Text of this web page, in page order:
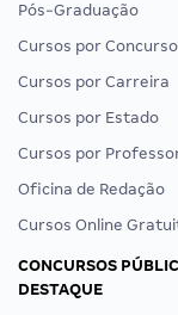
Pós-Graduação
Cursos por Concurso
Cursos por Carreira
Cursos por Estado
Cursos por
Oficina de Redação
Cursos Online
CONCURSOS
DESTAQUE